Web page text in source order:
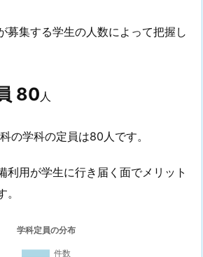
募集する学生の人数によって把握し
80人
の学科の定員は80人です。
利用が学生に行き届く面でメリット